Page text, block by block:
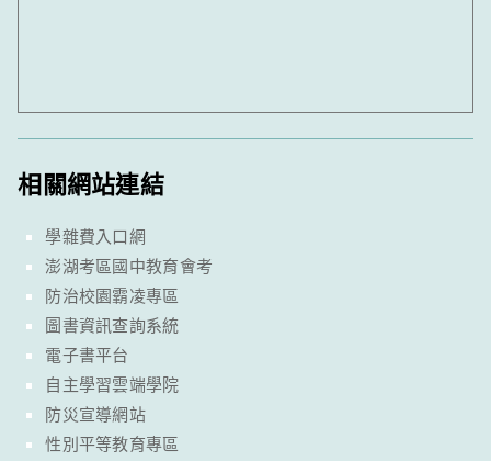
相關網站連結
學雜費入口網
澎湖考區國中教育會考
防治校園霸凌專區
圖書資訊查詢系統
電子書平台
自主學習雲端學院
防災宣導網站
性別平等教育專區